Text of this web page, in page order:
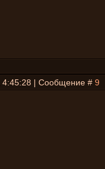
4:45:28 | Сообщение # 9